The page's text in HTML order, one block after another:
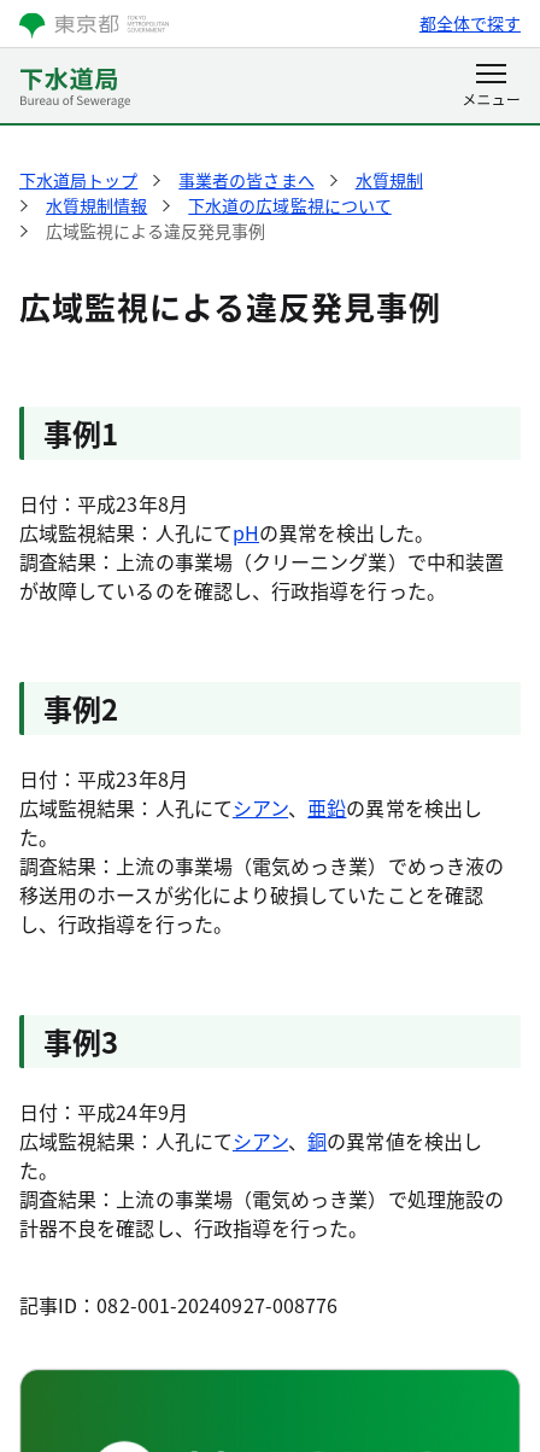
都全体で探す
下水道局トップ 事業者の皆さまへ
水質規制
水質規制情報
下水道の広域監視について
広域監視による違反発見事例
広域監視による違反発見事例
事例1
日付：平成23年8月
広域監視結果：人孔にてpHの異常を検出した。
調査結果：上流の事業場（クリーニング業）で中和装置
が故障しているのを確認し、行政指導を行った。
事例2
日付：平成23年8月
広域監視結果：人孔にてシアン、 亜鉛の異常を検出し
た。
調査結果：上流の事業場（電気めっき業）でめっき液の
移送用のホースが劣化により破損していたことを確認
し、行政指導を行った。
事例3
日付：平成24年9月
広域監視結果：人孔にてシアン、銅の異常値を検出し
た。
調査結果：上流の事業場（電気めっき業）で処理施設の
計器不良を確認し、行政指導を行った。
記事ID：082-001-20240927-008776